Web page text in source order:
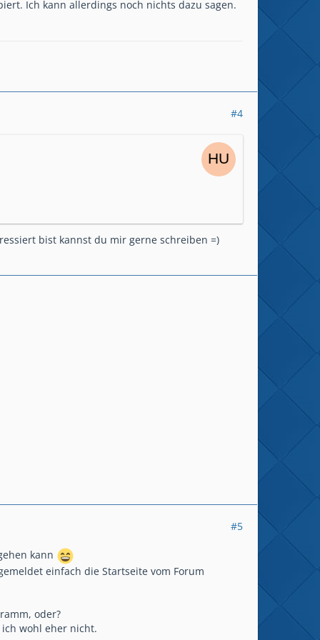
Ich kann allerdings noch nichts dazu sagen.
#4
bist kannst du mir gerne schreiben =)
#5
kann
einfach die Startseite vom Forum
oder?
wohl eher nicht.